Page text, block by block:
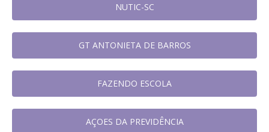
NUTIC-SC
GT ANTONIETA DE BARROS
FAZENDO ESCOLA
AÇOES DA PREVIDÊNCIA